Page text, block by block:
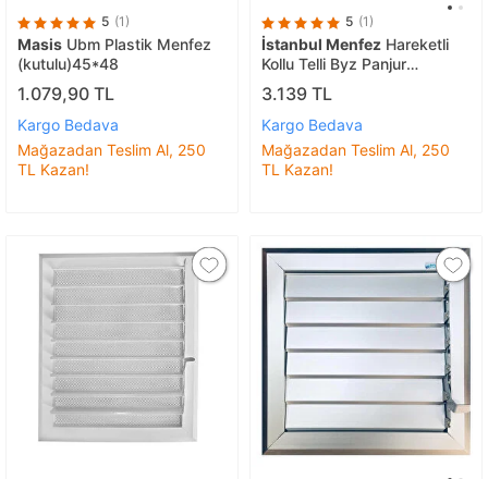
5 (1)
Masis Ubm Plastik Menfez
(kutulu)45*48
1.079,90 TL
Kargo Bedava
Mağazadan Teslim Al, 250
TL Kazan!
5 (1)
İstanbul Menfez Hareketli
Kollu Telli Byz Panjur
G45*y45
3.139 TL
Kargo Bedava
Mağazadan Teslim Al, 250
TL Kazan!